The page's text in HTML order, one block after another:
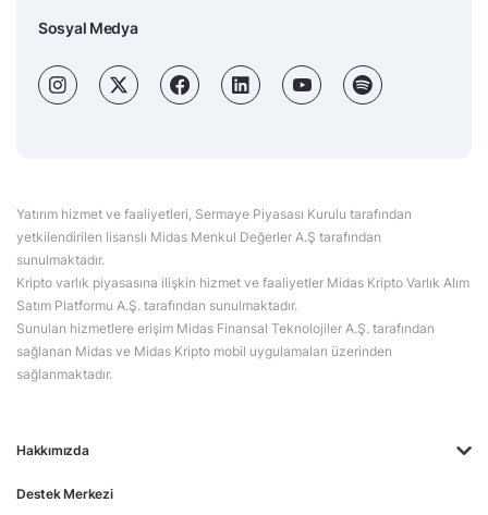
Hakkımızda
Destek Merkezi
Sosyal Medya
Yatırım hizmet ve faaliyetleri, Sermaye Piyasası Kurulu tarafından
yetkilendirilen lisanslı Midas Menkul Değerler A.Ş tarafından
sunulmaktadır.
Kripto varlık piyasasına ilişkin hizmet ve faaliyetler Midas Kripto Varlık Alım
Satım Platformu A.Ş. tarafından sunulmaktadır.
Sunulan hizmetlere erişim Midas Finansal Teknolojiler A.Ş. tarafından
sağlanan Midas ve Midas Kripto mobil uygulamaları üzerinden
sağlanmaktadır.